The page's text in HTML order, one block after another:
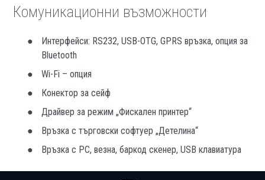
Комуникационни възможности
Интерфейси: RS232, USB-OTG, GPRS връзка, опция за
Bluetooth
Wi-Fi – опция
Конектор за сейф
Драйвер за режим „Фискален принтер“
Връзка с търговски софтуер „Детелина“
Връзка с PC, везна, баркод скенер, USB клавиатура